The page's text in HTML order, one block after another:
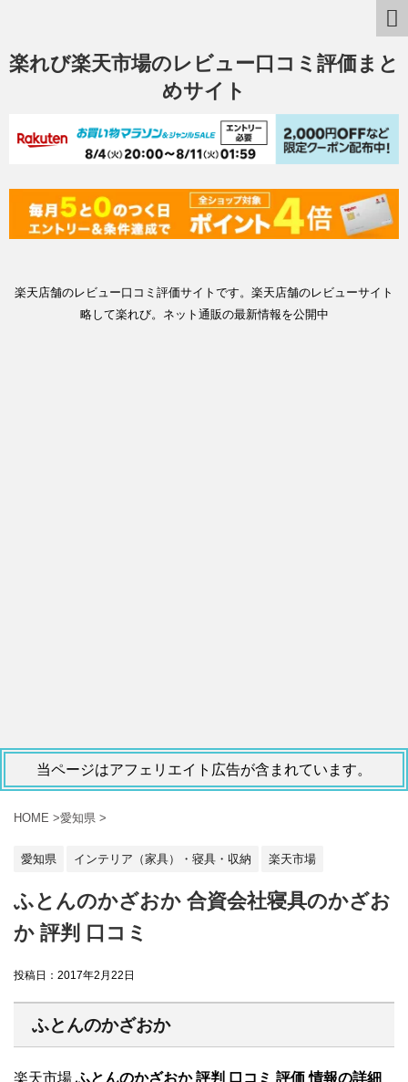
楽れび楽天市場のレビュー口コミ評価まと
めサイト
楽天店舗のレビュー口コミ評価サイトです。楽天店舗のレビューサイト
略して楽れび。ネット通販の最新情報を公開中
当ページはアフェリエイト広告が含まれています。
HOME >愛知県 >
愛知県 インテリア（家具）・寝具・収納 楽天市場
ふとんのかざおか 合資会社寝具のかざお
か 評判 口コミ
投稿日： 2017年2月22日
ふとんのかざおか
楽天市場 ふとんのかざおか 評判 口コミ 評価 情報の詳細